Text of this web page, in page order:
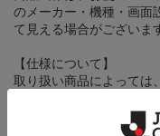
のメーカー・機種・画面
て見える場合がございま
【仕様について】
取り扱い商品によっては